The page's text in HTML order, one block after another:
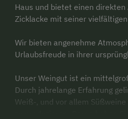
Haus und bietet einen direkten
Zicklacke mit seiner
Wir bieten angenehme
Urlaubsfreude in ihrer
Unser Weingut ist ein
Durch jahrelange Erfahrung
Weiß-, und vor allem